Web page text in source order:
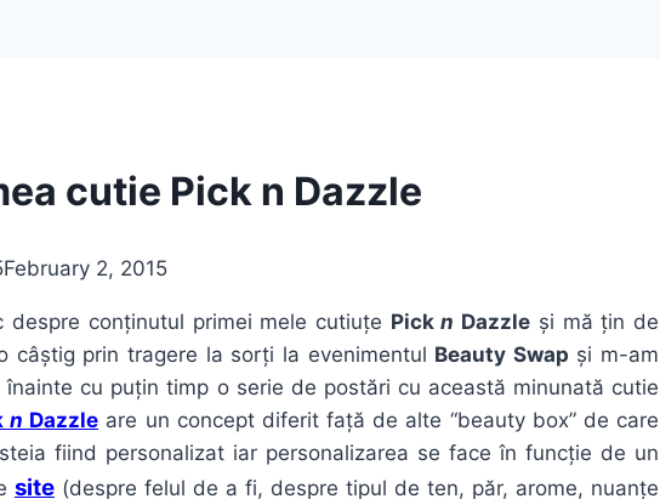
cutie Pick n Dazzle
February 2, 2015
conținutul primei mele cutiuțe Pickn Dazzle și mă țin de
câștig prin tragere la sorți la evenimentul Beauty Swap și m-am
cu puțin timp o serie de postări cu această minunată cutie
n Dazzle are un concept diferit față de alte “beauty box” de care
fiind personalizat iar personalizarea se face în funcție de un
site (despre felul de a fi, despre tipul de ten, păr, arome, nuanțe